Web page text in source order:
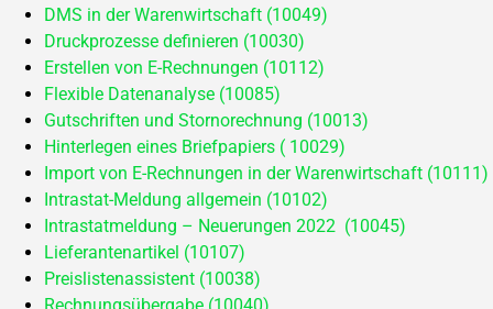
DMS in der Warenwirtschaft (10049)
Druckprozesse definieren (10030)
Erstellen von E-Rechnungen (10112)
Flexible Datenanalyse (10085)
Gutschriften und Stornorechnung (10013)
Hinterlegen eines Briefpapiers ( 10029)
Import von E-Rechnungen in der Warenwirtschaft (10111)
Intrastat-Meldung allgemein (10102)
Intrastatmeldung – Neuerungen 2022 (10045)
Lieferantenartikel (10107)
Preislistenassistent (10038)